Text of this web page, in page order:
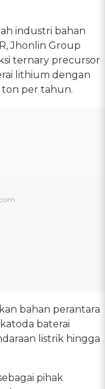
industri bahan
Jhonlin Group
ternary precursor
lithium dengan
ton per tahun.
bahan perantara
baterai
listrik hingga
pihak